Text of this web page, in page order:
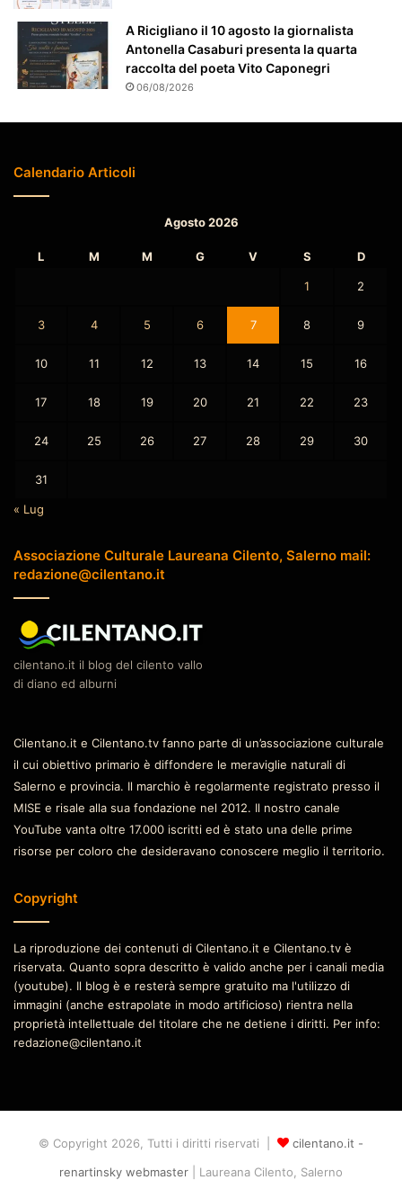
o
t
o
A Ricigliano il 10 agosto la giornalista
Antonella Casaburi presenta la quarta
raccolta del poeta Vito Caponegri
06/08/2026
Calendario Articoli
Agosto 2026
L M M G V S D
1 2
3 4 5 6 7 8 9
10 11 12 13 14 15 16
17 18 19 20 21 22 23
24 25 26 27 28 29 30
31
« Lug
Associazione Culturale Laureana Cilento, Salerno mail:
redazione@cilentano.it
cilentano.it il blog del cilento vallo
di diano ed alburni
Cilentano.it e Cilentano.tv fanno parte di un’associazione culturale
il cui obiettivo primario è diffondere le meraviglie naturali di
Salerno e provincia. Il marchio è regolarmente registrato presso il
MISE e risale alla sua fondazione nel 2012. Il nostro canale
YouTube vanta oltre 17.000 iscritti ed è stato una delle prime
risorse per coloro che desideravano conoscere meglio il territorio.
Copyright
La riproduzione dei contenuti di Cilentano.it e Cilentano.tv è
riservata. Quanto sopra descritto è valido anche per i canali media
(youtube). Il blog è e resterà sempre gratuito ma l'utilizzo di
immagini (anche estrapolate in modo artificioso) rientra nella
proprietà intellettuale del titolare che ne detiene i diritti. Per info:
redazione@cilentano.it
© Copyright 2026, Tutti i diritti riservati |
cilentano.it -
renartinsky webmaster | Laureana Cilento, Salerno